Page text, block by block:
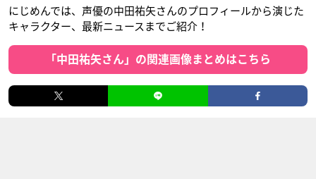
にじめんでは、声優の中田祐矢さんのプロフィールから演じた
キャラクター、最新ニュースまでご紹介！
「中田祐矢さん」の関連画像まとめはこちら